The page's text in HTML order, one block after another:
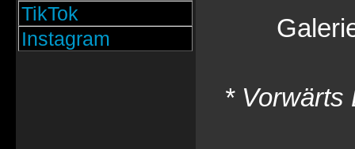
TikTok
Instagram
* Vorwärts